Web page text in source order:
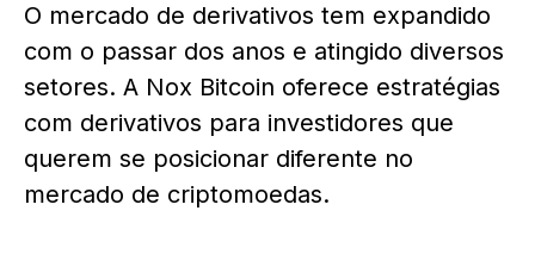
O mercado de derivativos tem expandido
com o passar dos anos e atingido diversos
setores. A Nox Bitcoin oferece estratégias
com derivativos para investidores que
querem se posicionar diferente no
mercado de criptomoedas.